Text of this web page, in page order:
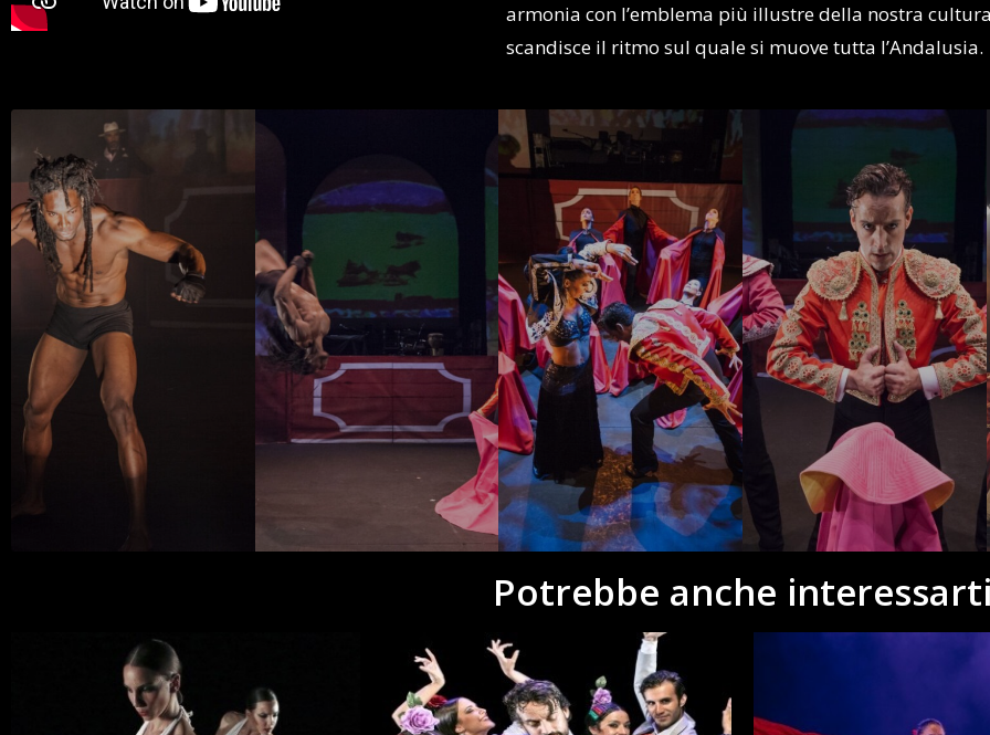
armonia con l’emblema più illustre della nostra
scandisce il ritmo sul quale si muove tutta l’Andalusia.
Potrebbe anche